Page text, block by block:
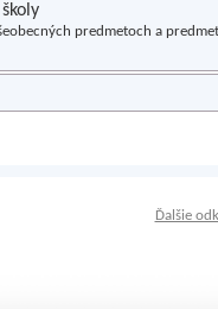
predmetoch a
Ďalšie